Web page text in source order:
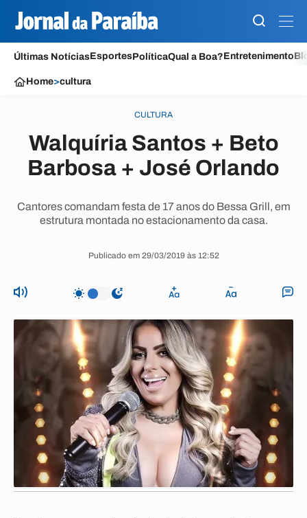
Últimas NotíciasEsportesPolíticaQual a Boa?Entretenimento
Home>cultura
CULTURA
Walquíria Santos + Beto
Barbosa + José Orlando
Cantores comandam festa de 17 anos do Bessa Grill, em
estrutura montada no estacionamento da casa.
Publicado em 29/03/2019 às 12:52